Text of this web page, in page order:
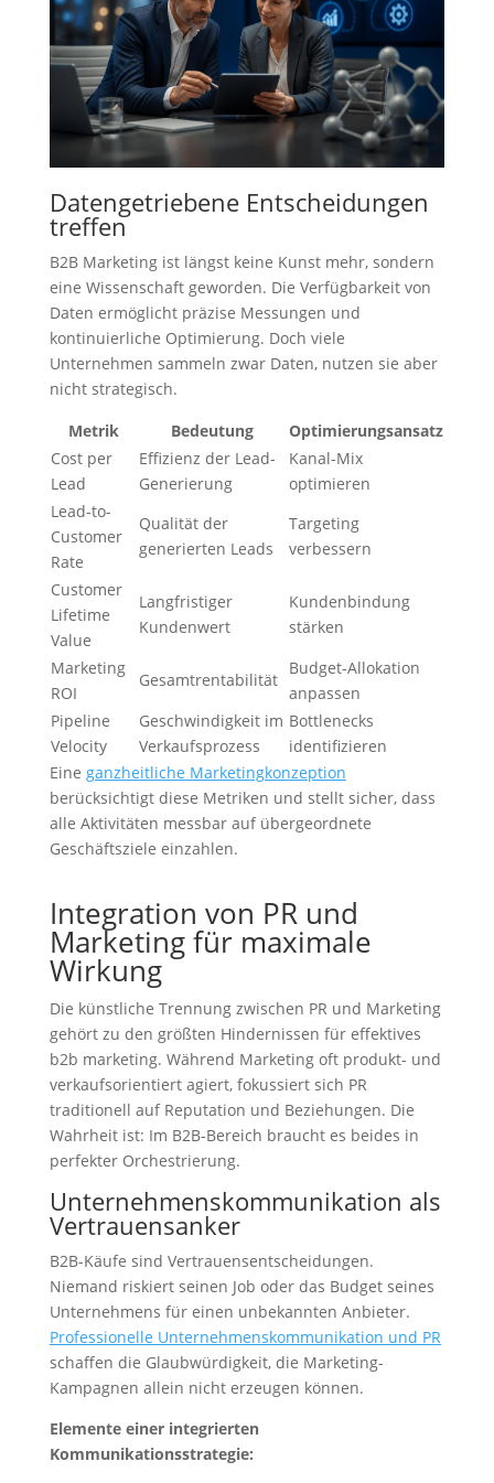
Datengetriebene Entscheidungen
treffen
B2B Marketing ist längst keine Kunst mehr, sondern
eine Wissenschaft geworden. Die Verfügbarkeit von
Daten ermöglicht präzise Messungen und
kontinuierliche Optimierung. Doch viele
Unternehmen sammeln zwar Daten, nutzen sie aber
nicht strategisch.
Metrik
Bedeutung
Optimierungsansatz
Cost per
Lead
Effizienz der Lead-
Generierung
Kanal-Mix
optimieren
Lead-to-
Customer
Rate
Qualität der
generierten Leads
Targeting
verbessern
Customer
Lifetime
Value
Langfristiger
Kundenwert
Kundenbindung
stärken
Marketing
ROI
Gesamtrentabilität
Budget-Allokation
anpassen
Pipeline
Velocity
Geschwindigkeit im
Verkaufsprozess
Bottlenecks
identifizieren
Eine ganzheitliche Marketingkonzeption
berücksichtigt diese Metriken und stellt sicher, dass
alle Aktivitäten messbar auf übergeordnete
Geschäftsziele einzahlen.
Integration von PR und
Marketing für maximale
Wirkung
Die künstliche Trennung zwischen PR und Marketing
gehört zu den größten Hindernissen für effektives
b2b marketing. Während Marketing oft produkt- und
verkaufsorientiert agiert, fokussiert sich PR
traditionell auf Reputation und Beziehungen. Die
Wahrheit ist: Im B2B-Bereich braucht es beides in
perfekter Orchestrierung.
Unternehmenskommunikation als
Vertrauensanker
B2B-Käufe sind Vertrauensentscheidungen.
Niemand riskiert seinen Job oder das Budget seines
Unternehmens für einen unbekannten Anbieter.
Professionelle Unternehmenskommunikation und PR
schaffen die Glaubwürdigkeit, die Marketing-
Kampagnen allein nicht erzeugen können.
Elemente einer integrierten
Kommunikationsstrategie: